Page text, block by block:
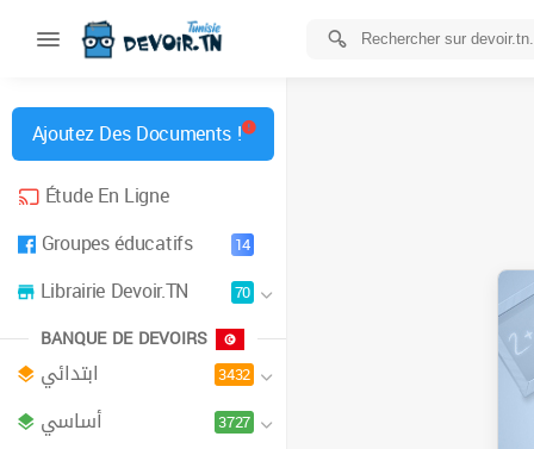
Ajoutez Des Documents !
Étude En Ligne
Groupes éducatifs
14
Librairie Devoir.TN 70
BANQUE DE DEVOIRS
ابتدائي 3432
أساسي 3727